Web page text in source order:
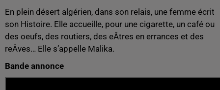
En plein désert algérien, dans son relais, une femme écrit
son Histoire. Elle accueille, pour une cigarette, un café ou
des oeufs, des routiers, des eÂtres en errances et des
reÂves… Elle s’appelle Malika.
Bande annonce